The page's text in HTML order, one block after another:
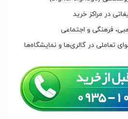
در مراکز خرید
فرهنگی و اجتماعی
تعاملی در گالری‌ها و نمایشگاه‌ها